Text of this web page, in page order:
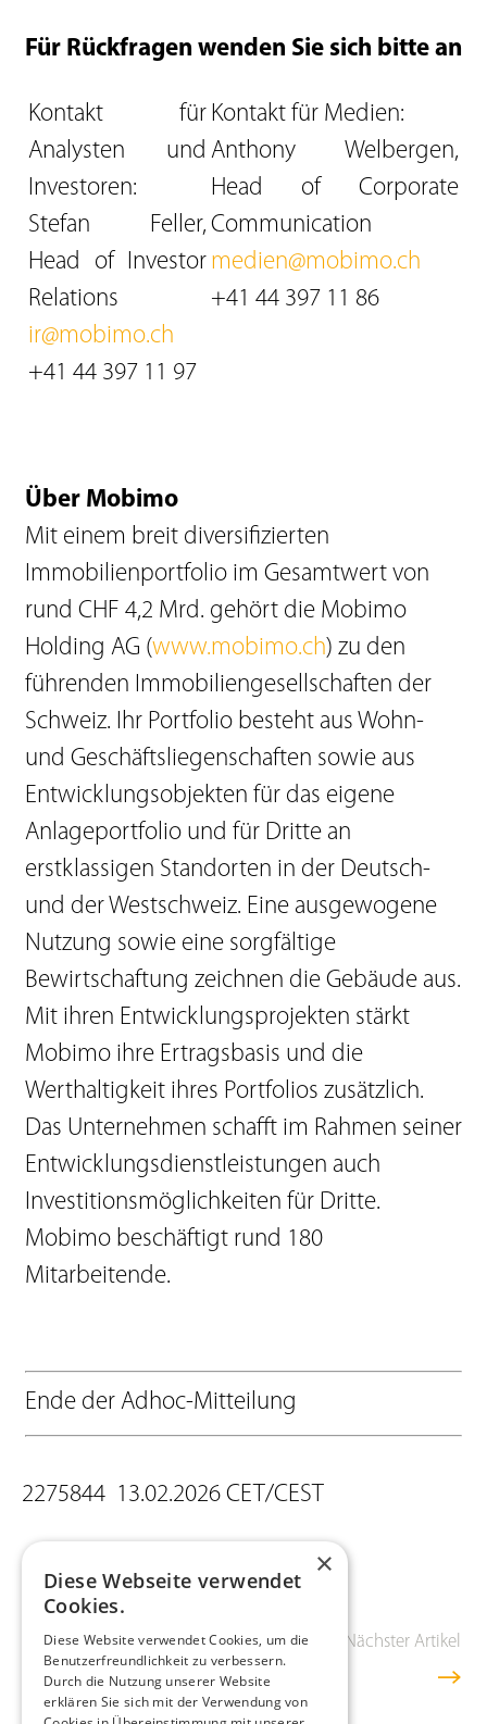
Für Rückfragen wenden Sie sich bitte an
Kontakt für
Analysten und
Investoren:
Stefan Feller,
Head of Investor
Relations
ir@mobimo.ch
+41 44 397 11 97
Kontakt für Medien:
Anthony Welbergen,
Head of Corporate
Communication
medien@mobimo.ch
+41 44 397 11 86
Über Mobimo
Mit einem breit diversifizierten
Immobilienportfolio im Gesamtwert von
rund CHF 4,2 Mrd. gehört die Mobimo
Holding AG (www.mobimo.ch) zu den
führenden Immobiliengesellschaften der
Schweiz. Ihr Portfolio besteht aus Wohn-
und Geschäftsliegenschaften sowie aus
Entwicklungsobjekten für das eigene
Anlageportfolio und für Dritte an
erstklassigen Standorten in der Deutsch-
und der Westschweiz. Eine ausgewogene
Nutzung sowie eine sorgfältige
Bewirtschaftung zeichnen die Gebäude aus.
Mit ihren Entwicklungsprojekten stärkt
Mobimo ihre Ertragsbasis und die
Werthaltigkeit ihres Portfolios zusätzlich.
Das Unternehmen schafft im Rahmen seiner
Entwicklungsdienstleistungen auch
Investitionsmöglichkeiten für Dritte.
Mobimo beschäftigt rund 180
Mitarbeitende.
Ende der Adhoc-Mitteilung
2275844 13.02.2026 CET/CEST
Vorheriger Artikel Übersicht Nächster Artikel
×
Diese Webseite verwendet
Cookies.
Diese Website verwendet Cookies, um die
Benutzerfreundlichkeit zu verbessern.
Durch die Nutzung unserer Website
erklären Sie sich mit der Verwendung von